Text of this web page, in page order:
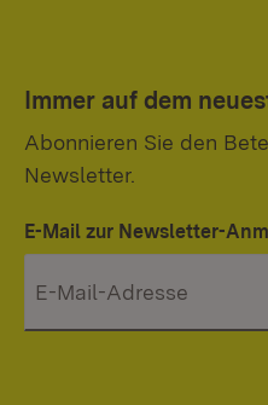
Immer auf dem
Abonnieren Sie den
Newsletter.
E-Mail zur Newsletter-